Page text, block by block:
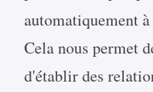
automatiquement
Cela nous permet
d'établir des